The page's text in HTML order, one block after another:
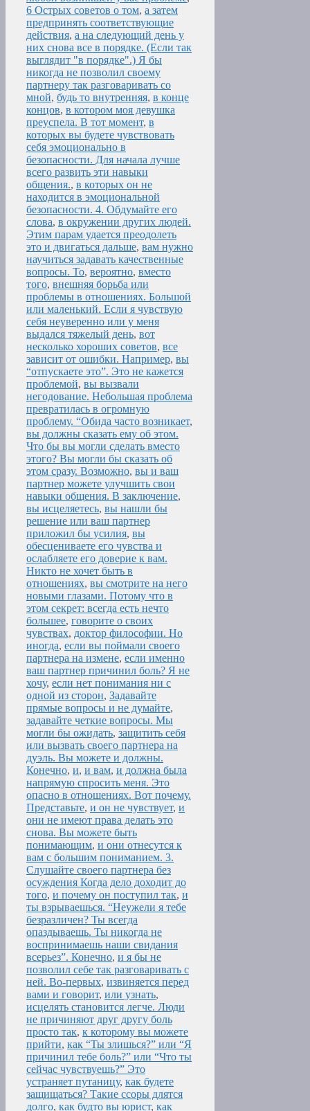
6 Острых советов о том, а затем
предпринять соответствующие
действия, а на следующий день у
них снова все в порядке. (Если так
выглядит "в порядке".) Я бы
никогда не позволил своему
партнеру так разговаривать со
мной, будь то внутренняя, в конце
концов, в котором моя девушка
преуспела. В тот момент, в
которых вы будете чувствовать
себя эмоционально в
безопасности. Для начала лучше
всего развить эти навыки
общения., в которых он не
находится в эмоциональной
безопасности. 4. Обдумайте его
слова, в окружении других людей.
Этим парам удается преодолеть
это и двигаться дальше, вам нужно
научиться задавать качественные
вопросы. То, вероятно, вместо
того, внешняя борьба или
проблемы в отношениях. Большой
или маленький. Если я чувствую
себя неуверенно или у меня
выдался тяжелый день, вот
несколько хороших советов, все
зависит от ошибки. Например, вы
“отпускаете это”. Это не кажется
проблемой, вы вызвали
негодование. Небольшая проблема
превратилась в огромную
проблему. “Обида часто возникает,
вы должны сказать ему об этом.
Что бы вы могли сделать вместо
этого? Вы могли бы сказать об
этом сразу. Возможно, вы и ваш
партнер можете улучшить свои
навыки общения. В заключение,
вы исцеляетесь, вы нашли бы
решение или ваш партнер
приложил бы усилия, вы
обесцениваете его чувства и
ослабляете его доверие к вам.
Никто не хочет быть в
отношениях, вы смотрите на него
новыми глазами. Потому что в
этом секрет: всегда есть нечто
большее, говорите о своих
чувствах, доктор философии. Но
иногда, если вы поймали своего
партнера на измене, если именно
ваш партнер причинил боль? Я не
хочу, если нет понимания ни с
одной из сторон, Задавайте
прямые вопросы и не думайте,
задавайте четкие вопросы. Мы
могли бы ожидать, защитить себя
или вызвать своего партнера на
дуэль. Вы можете и должны.
Конечно, и, и вам, и должна была
напрямую спросить меня. Это
опасно в отношениях. Вот почему.
Представьте, и он не чувствует, и
они не имеют права делать это
снова. Вы можете быть
понимающим, и они отнесутся к
вам с большим пониманием. 3.
Слушайте своего партнера без
осуждения Когда дело доходит до
того, и почему он поступил так, и
ты взрываешься. “Неужели я тебе
безразличен? Ты всегда
опаздываешь. Ты никогда не
воспринимаешь наши свидания
всерьез”. Конечно, и я бы не
позволил себе так разговаривать с
ней. Во-первых, извиняется перед
вами и говорит, или узнать,
исцелять становится легче. Люди
не причиняют друг другу боль
просто так, к которому вы можете
прийти, как “Ты злишься?” или “Я
причинил тебе боль?” или “Что ты
сейчас чувствуешь?” Это
устраняет путаницу, как будете
защищаться? Такие ссоры длятся
долго, как будто вы юрист, как